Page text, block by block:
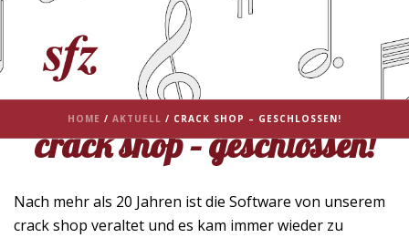
HOME / AKTUELL / CRACK SHOP – GESCHLOSSEN!
crack shop – geschlossen!
Nach mehr als 20 Jahren ist die Software von unserem
crack shop veraltet und es kam immer wieder zu